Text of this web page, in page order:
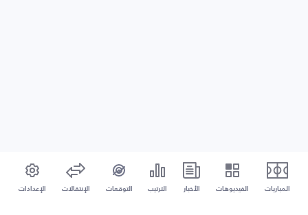
المباريات الفيديوهات الأخبار الترتيب التوقعات الإنتقالات الإعدادات